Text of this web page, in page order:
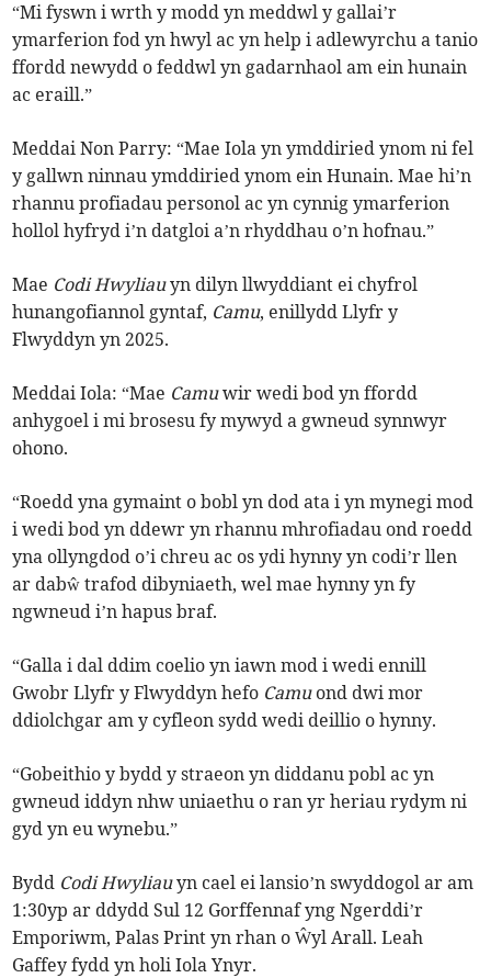
“Mi fyswn i wrth y modd yn meddwl y gallai’r
ymarferion fod yn hwyl ac yn help i adlewyrchu a tanio
ffordd newydd o feddwl yn gadarnhaol am ein hunain
ac eraill.”
Meddai Non Parry: “Mae Iola yn ymddiried ynom ni fel
y gallwn ninnau ymddiried ynom ein Hunain. Mae hi’n
rhannu profiadau personol ac yn cynnig ymarferion
hollol hyfryd i’n datgloi a’n rhyddhau o’n hofnau.”
Mae Codi Hwyliauyn dilyn llwyddiant ei chyfrol
hunangofiannol gyntaf, Camu, enillydd Llyfr y
Flwyddyn yn 2025.
Meddai Iola: “Mae Camuwir wedi bod yn ffordd
anhygoel i mi brosesu fy mywyd a gwneud synnwyr
ohono.
“Roedd yna gymaint o bobl yn dod ata i yn mynegi mod
i wedi bod yn ddewr yn rhannu mhrofiadau ond roedd
yna ollyngdod o’i chreu ac os ydi hynny yn codi’r llen
ar dabŵ trafod dibyniaeth, wel mae hynny yn fy
ngwneud i’n hapus braf.
“Galla i dal ddim coelio yn iawn mod i wedi ennill
Gwobr Llyfr y Flwyddyn hefo Camuond dwi mor
ddiolchgar am y cyfleon sydd wedi deillio o hynny.
“Gobeithio y bydd y straeon yn diddanu pobl ac yn
gwneud iddyn nhw uniaethu o ran yr heriau rydym ni
gyd yn eu wynebu.”
Bydd Codi Hwyliauyn cael ei lansio’n swyddogol ar am
1:30yp ar ddydd Sul 12 Gorffennaf yng Ngerddi’r
Emporiwm, Palas Print yn rhan o Ŵyl Arall. Leah
Gaffey fydd yn holi Iola Ynyr.